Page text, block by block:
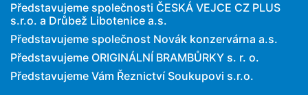
Představujeme společnosti ČESKÁ VEJCE CZ PLUS
s.r.o. a Drůbež Libotenice a.s.
Představujeme společnost Novák konzervárna a.s.
Představujeme ORIGINÁLNÍ BRAMBŮRKY s. r. o.
Představujeme Vám Řeznictví Soukupovi s.r.o.